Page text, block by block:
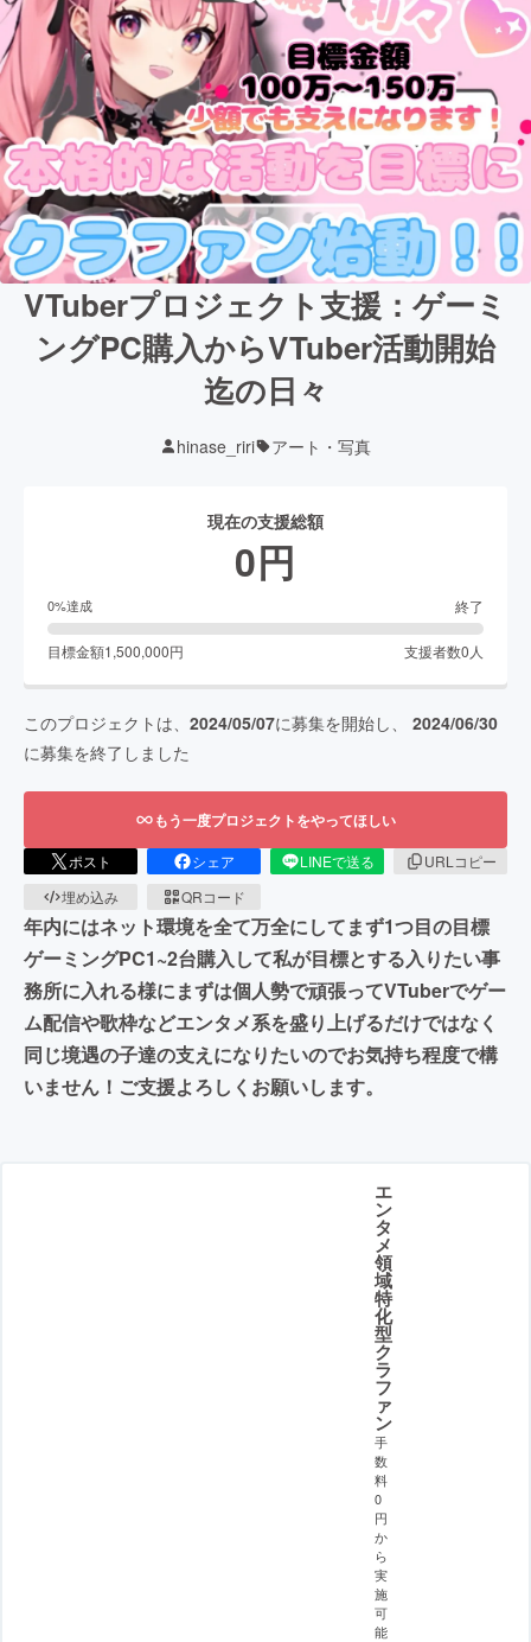
VTuberプロジェクト支援：ゲーミ
ングPC購入からVTuber活動開始
迄の日々
hinase_riri アート・写真
現在の支援総額
0円
0%達成 終了
目標金額1,500,000円 支援者数0 人
このプロジェクトは、 2024/05/07に募集を開始し、 2024/06/30
に募集を終了しました
もう一度プロジェクトをやってほしい
ポスト シェア LINEで送る
URLコピー
埋め込み
QRコード
年内にはネット環境を全て万全にしてまず1つ目の目標
ゲーミングPC1~2台購入して私が目標とする入りたい事
務所に入れる様にまずは個人勢で頑張ってVTuberでゲー
ム配信や歌枠などエンタメ系を盛り上げるだけではなく
同じ境遇の子達の支えになりたいのでお気持ち程度で構
いません！ご支援よろしくお願いします。
エ
ン
タ
メ
領
域
特
化
型
ク
ラ
フ
ァ
ン
手
数
料
0
円
か
ら
実
施
可
能